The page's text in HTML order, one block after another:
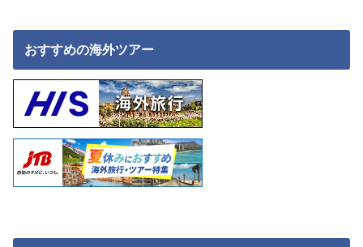
おすすめの海外ツアー